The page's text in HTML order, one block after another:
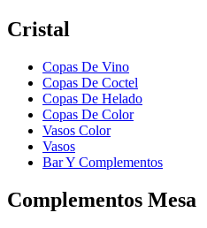
Cristal
Copas De Vino
Copas De Coctel
Copas De Helado
Copas De Color
Vasos Color
Vasos
Bar Y Complementos
Complementos Mesa